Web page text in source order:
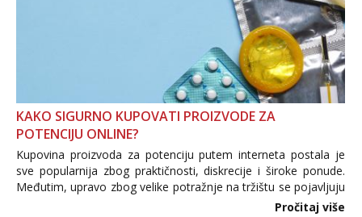
KAKO SIGURNO KUPOVATI PROIZVODE ZA
POTENCIJU ONLINE?
Kupovina proizvoda za potenciju putem interneta postala je
sve popularnija zbog praktičnosti, diskrecije i široke ponude.
Međutim, upravo zbog velike potražnje na tržištu se pojavljuju
i brojni krivotvoreni proizvodi, nepouzdane internetske
Pročitaj više